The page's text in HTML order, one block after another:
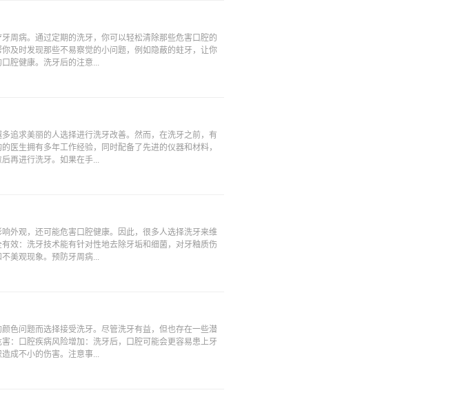
周病。通过定期的洗牙，你可以轻松清除那些危害口腔的
及时发现那些不易察觉的小问题，例如隐蔽的蛀牙，让你
腔健康。洗牙后的注意...
追求美丽的人选择进行洗牙改善。然而，在洗牙之前，有
医生拥有多年工作经验，同时配备了先进的仪器和材料，
再进行洗牙。如果在手...
外观，还可能危害口腔健康。因此，很多人选择洗牙来维
效：洗牙技术能有针对性地去除牙垢和细菌，对牙釉质伤
美观现象。预防牙周病...
色问题而选择接受洗牙。尽管洗牙有益，但也存在一些潜
：口腔疾病风险增加：洗牙后，口腔可能会更容易患上牙
成不小的伤害。注意事...